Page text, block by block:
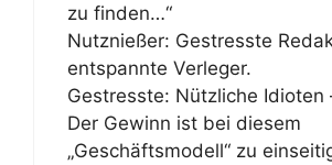
zu finden…“
Nutznießer: Gestresste
entspannte Verleger.
Gestresste: Nützliche Idioten
Der Gewinn ist bei diesem
„Geschäftsmodell“ zu